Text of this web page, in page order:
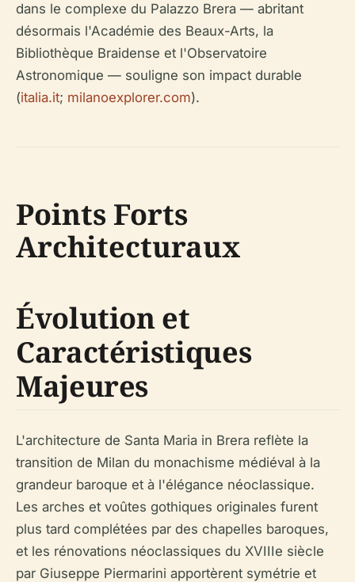
dans le complexe du Palazzo Brera — abritant
désormais l'Académie des Beaux-Arts, la
Bibliothèque Braidense et l'Observatoire
Astronomique — souligne son impact durable
(italia.it; milanoexplorer.com).
Points Forts
Architecturaux
Évolution et
Caractéristiques
Majeures
L'architecture de Santa Maria in Brera reflète la
transition de Milan du monachisme médiéval à la
grandeur baroque et à l'élégance néoclassique.
Les arches et voûtes gothiques originales furent
plus tard complétées par des chapelles baroques,
et les rénovations néoclassiques du XVIIIe siècle
par Giuseppe Piermarini apportèrent symétrie et